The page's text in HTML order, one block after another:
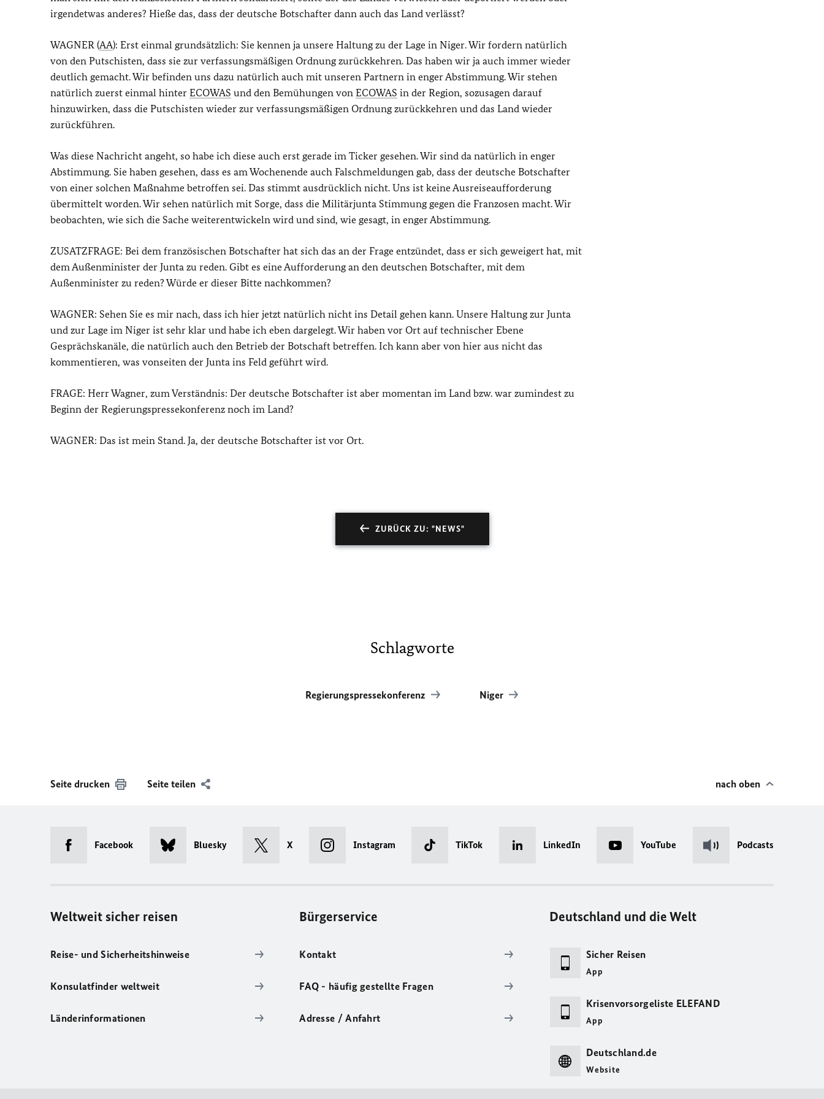
irgendetwas anderes? Hieße das, dass der deutsche Botschafter dann auch das Land verlässt?
WAGNER (AA): Erst einmal grundsätzlich: Sie kennen ja unsere Haltung zu der Lage in Niger. Wir fordern natürlich
von den Putschisten, dass sie zur verfassungsmäßigen Ordnung zurückkehren. Das haben wir ja auch immer wieder
deutlich gemacht. Wir befinden uns dazu natürlich auch mit unseren Partnern in enger Abstimmung. Wir stehen
natürlich zuerst einmal hinter ECOWAS und den Bemühungen von ECOWAS in der Region, sozusagen darauf
hinzuwirken, dass die Putschisten wieder zur verfassungsmäßigen Ordnung zurückkehren und das Land wieder
zurückführen.
Was diese Nachricht angeht, so habe ich diese auch erst gerade im Ticker gesehen. Wir sind da natürlich in enger
Abstimmung. Sie haben gesehen, dass es am Wochenende auch Falschmeldungen gab, dass der deutsche Botschafter
von einer solchen Maßnahme betroffen sei. Das stimmt ausdrücklich nicht. Uns ist keine Ausreiseaufforderung
übermittelt worden. Wir sehen natürlich mit Sorge, dass die Militärjunta Stimmung gegen die Franzosen macht. Wir
beobachten, wie sich die Sache weiterentwickeln wird und sind, wie gesagt, in enger Abstimmung.
ZUSATZFRAGE: Bei dem französischen Botschafter hat sich das an der Frage entzündet, dass er sich geweigert hat, mit
dem Außenminister der Junta zu reden. Gibt es eine Aufforderung an den deutschen Botschafter, mit dem
Außenminister zu reden? Würde er dieser Bitte nachkommen?
WAGNER: Sehen Sie es mir nach, dass ich hier jetzt natürlich nicht ins Detail gehen kann. Unsere Haltung zur Junta
und zur Lage im Niger ist sehr klar und habe ich eben dargelegt. Wir haben vor Ort auf technischer Ebene
Gesprächskanäle, die natürlich auch den Betrieb der Botschaft betreffen. Ich kann aber von hier aus nicht das
kommentieren, was vonseiten der Junta ins Feld geführt wird.
FRAGE: Herr Wagner, zum Verständnis: Der deutsche Botschafter ist aber momentan im Land bzw. war zumindest zu
Beginn der Regierungspressekonferenz noch im Land?
WAGNER: Das ist mein Stand. Ja, der deutsche Botschafter ist vor Ort.
ZURÜCK ZU: "NEWS"
Schlagworte
Regierungspressekonferenz Niger
Seite drucken Seite teilen nach oben
Facebook Bluesky X Instagram TikTok LinkedIn YouTube Podcasts
Weltweit sicher reisen
Reise- und Sicherheitshinweise
Konsulatfinder weltweit
Länderinformationen
Bürgerservice
Kontakt
FAQ - häufig gestellte Fragen
Adresse / Anfahrt
Deutschland und die Welt
Sicher Reisen
App
Krisenvorsorgeliste ELEFAND
App
Deutschland.de
Website